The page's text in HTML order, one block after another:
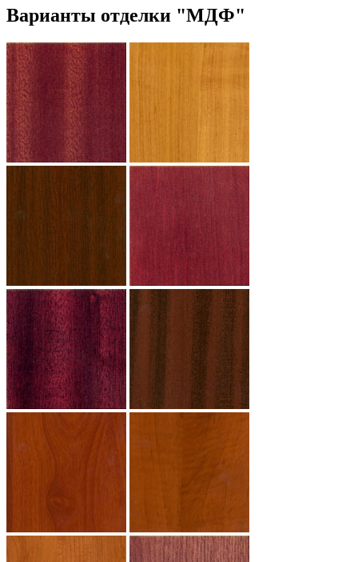
Варианты отделки "МДФ"